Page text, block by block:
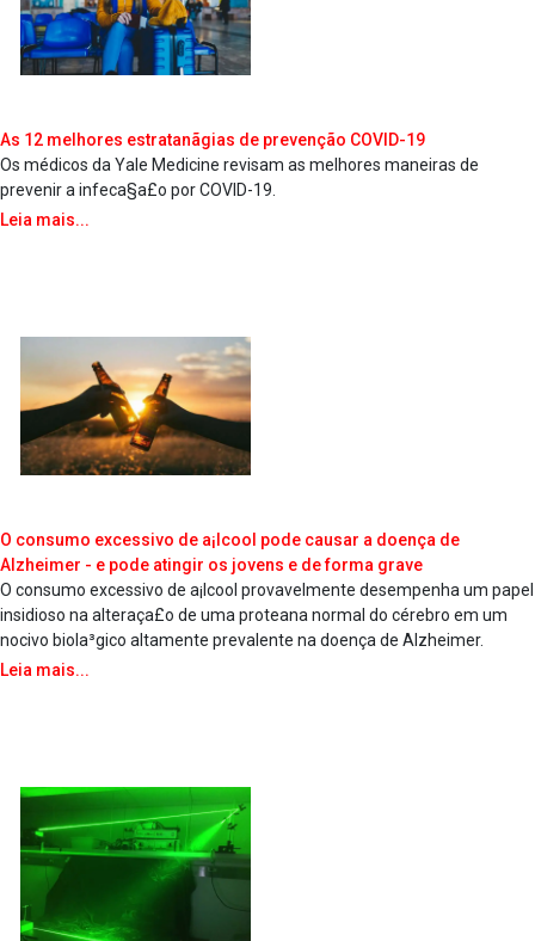
As 12 melhores estratanãgias de prevenção COVID-19
Os médicos da Yale Medicine revisam as melhores maneiras de
prevenir a infeca§a£o por COVID-19.
Leia mais...
O consumo excessivo de a¡lcool pode causar a doença de
Alzheimer - e pode atingir os jovens e de forma grave
O consumo excessivo de a¡lcool provavelmente desempenha um papel
insidioso na alteraça£o de uma protea­na normal do cérebro em um
nocivo biola³gico altamente prevalente na doença de Alzheimer.
Leia mais...